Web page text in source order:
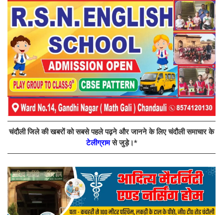
चंदौली जिले की खबरों को सबसे पहले पढ़ने और जानने के लिए चंदौली समाचार के
टेलीग्रामसे जुड़े।*